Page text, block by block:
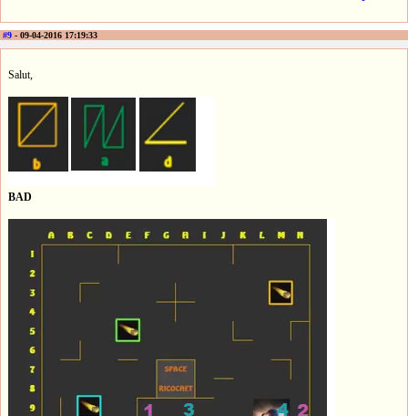
#9 - 09-04-2016 17:19:33
Salut,
BAD